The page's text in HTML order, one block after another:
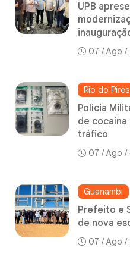
UPB
07 / Ago /
Rio do Pires
Polícia
de
tráfico
07 / Ago /
Guanambi
Prefeito e
de nova
07 / Ago /